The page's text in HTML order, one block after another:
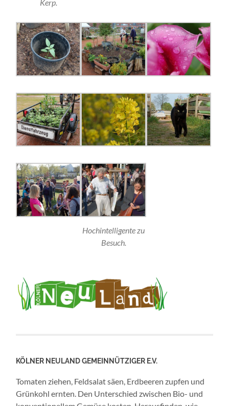
Kerp.
Hochintelligente zu
Besuch.
KÖLNER NEULAND GEMEINNÜTZIGER E.V.
Tomaten ziehen, Feldsalat säen, Erdbeeren zupfen und
Grünkohl ernten. Den Unterschied zwischen Bio- und